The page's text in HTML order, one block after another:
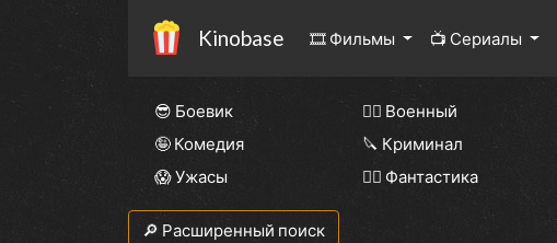
Kinobase 🎞 Фильмы 📺 Сериалы
😎 Боевик 👨‍✈️ Военный
🤪 Комедия
🔪 Криминал
😱 Ужасы
🧙‍♀️ Фантастика
🔎 Расширенный поиск